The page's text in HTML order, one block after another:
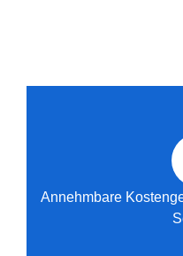
Annehmbare